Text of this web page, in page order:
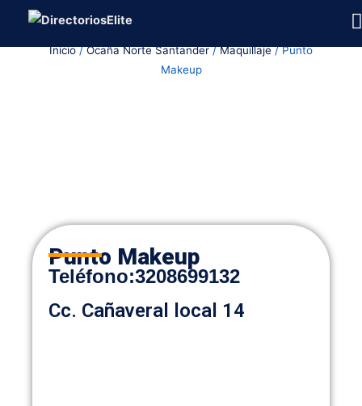
contenidoInicio/Ocaña Norte Santander/Maquillaje/ Punto
Makeup
Punto Makeup
Teléfono:3208699132
Cc. Cañaveral local 14